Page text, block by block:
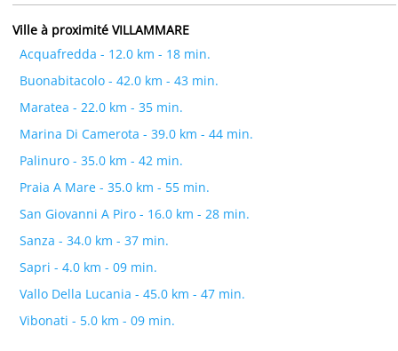
Ville à proximité VILLAMMARE
Acquafredda - 12.0 km - 18 min.
Buonabitacolo - 42.0 km - 43 min.
Maratea - 22.0 km - 35 min.
Marina Di Camerota - 39.0 km - 44 min.
Palinuro - 35.0 km - 42 min.
Praia A Mare - 35.0 km - 55 min.
San Giovanni A Piro - 16.0 km - 28 min.
Sanza - 34.0 km - 37 min.
Sapri - 4.0 km - 09 min.
Vallo Della Lucania - 45.0 km - 47 min.
Vibonati - 5.0 km - 09 min.